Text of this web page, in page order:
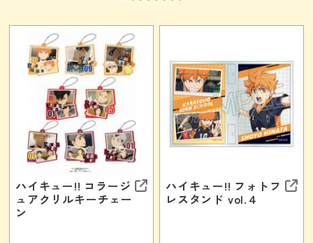
ハイキュー!! コラージ
ュアクリルキーチェー
ン
ハイキュー!! フォトフ
レスタンド vol.４